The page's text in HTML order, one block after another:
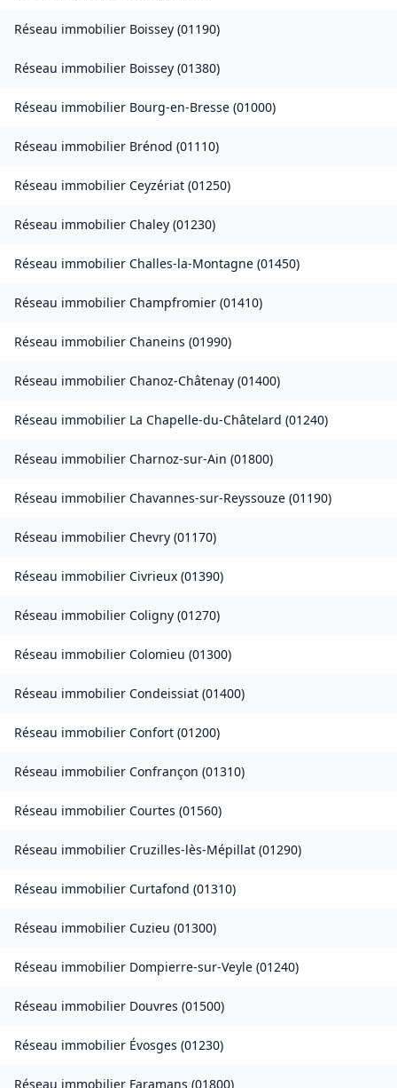
Réseau immobilier Boissey (01190)
Réseau immobilier Boissey (01380)
Réseau immobilier Bourg-en-Bresse (01000)
Réseau immobilier Brénod (01110)
Réseau immobilier Ceyzériat (01250)
Réseau immobilier Chaley (01230)
Réseau immobilier Challes-la-Montagne (01450)
Réseau immobilier Champfromier (01410)
Réseau immobilier Chaneins (01990)
Réseau immobilier Chanoz-Châtenay (01400)
Réseau immobilier La Chapelle-du-Châtelard (01240)
Réseau immobilier Charnoz-sur-Ain (01800)
Réseau immobilier Chavannes-sur-Reyssouze (01190)
Réseau immobilier Chevry (01170)
Réseau immobilier Civrieux (01390)
Réseau immobilier Coligny (01270)
Réseau immobilier Colomieu (01300)
Réseau immobilier Condeissiat (01400)
Réseau immobilier Confort (01200)
Réseau immobilier Confrançon (01310)
Réseau immobilier Courtes (01560)
Réseau immobilier Cruzilles-lès-Mépillat (01290)
Réseau immobilier Curtafond (01310)
Réseau immobilier Cuzieu (01300)
Réseau immobilier Dompierre-sur-Veyle (01240)
Réseau immobilier Douvres (01500)
Réseau immobilier Évosges (01230)
Réseau immobilier Faramans (01800)